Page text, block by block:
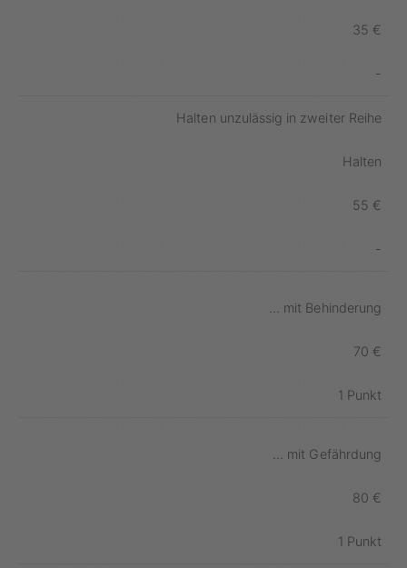
35 €
-
Halten unzulässig in zweiter Reihe
Halten
55 €
-
... mit Behinderung
70 €
1 Punkt
... mit Gefährdung
80 €
1 Punkt